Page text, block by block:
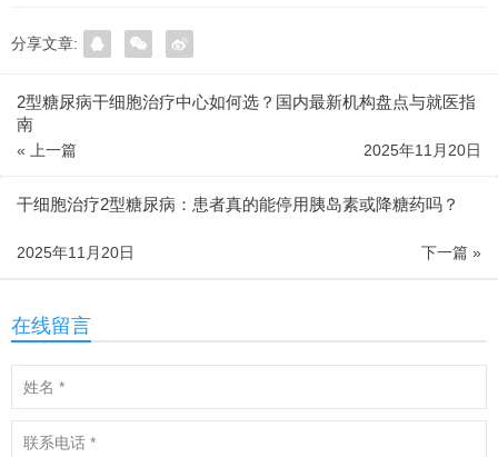
分享文章:
2型糖尿病干细胞治疗中心如何选？国内最新机构盘点与就医指
南
« 上一篇 2025年11月20日
干细胞治疗2型糖尿病：患者真的能停用胰岛素或降糖药吗？
下一篇 »
2025年11月20日
在线留言